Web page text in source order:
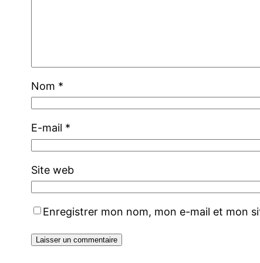
Nom *
E-mail *
Site web
Enregistrer mon nom, mon e-mail et mon